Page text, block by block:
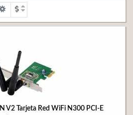
V2 Tarjeta Red WiFi N300 PCI-E